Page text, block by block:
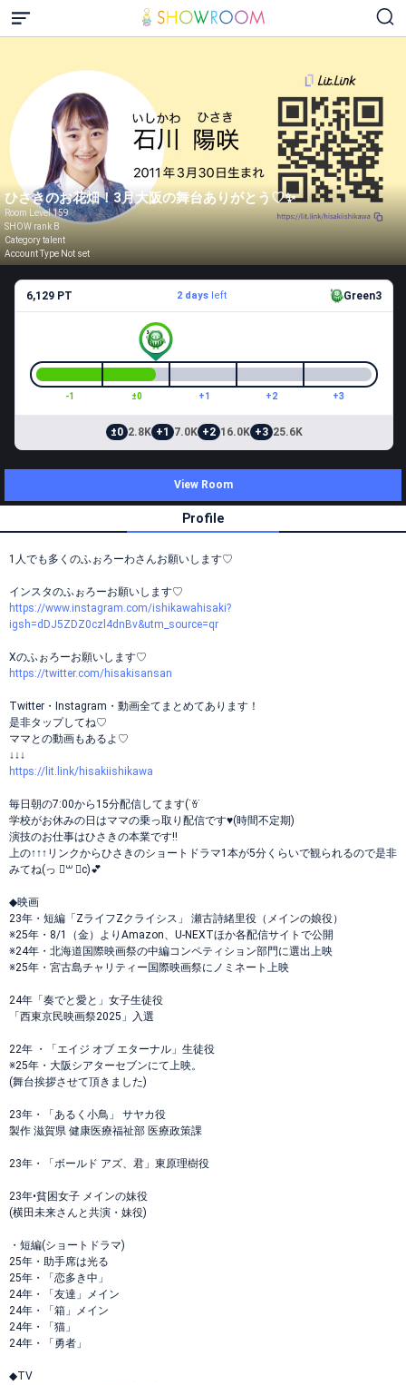
ひさきのお花畑！3月大阪の舞台ありがとう♡✨️
Room Level 159
SHOW rank B
Category talent
Account Type Not set
6,129 PT 2 daysleft Green3
-1 ±0 +1 +2 +3
±0 2.8K +1 7.0K +2 16.0K +3 25.6K
View Room
Profile
1人でも多くのふぉろーわさんお願いします♡
インスタのふぉろーお願いします♡
https://www.instagram.com/ishikawahisaki?
igsh=dDJ5ZDZ0czl4dnBv&utm_source=qr
Xのふぉろーお願いします♡
https://twitter.com/hisakisansan
Twitter・Instagram・動画全てまとめてあります！
是非タップしてね♡
ママとの動画もあるよ♡
↓↓↓
https://lit.link/hisakiishikawa
毎日朝の7:00から15分配信してます(˙ꈊ˙
学校がお休みの日はママの乗っ取り配信です♥(時間不定期)
演技のお仕事はひさきの本業です‼️
上の↑↑↑リンクからひさきのショートドラマ1本が5分くらいで観られるので是非
みてね‪(っ ॑꒳ ॑c)💕︎
◆映画
23年・短編「ZライフZクライシス」 瀬古詩緒里役（メインの娘役）
※25年・8/1（金）よりAmazon、U-NEXTほか各配信サイトで公開
※24年・北海道国際映画祭の中編コンペティション部門に選出上映
※25年・宮古島チャリティー国際映画祭にノミネート上映
24年「奏でと愛と」女子生徒役
「西東京民映画祭2025」入選
22年 ・「エイジ オブ エターナル」生徒役
※25年・大阪シアターセブンにて上映。
(舞台挨拶させて頂きました)
23年・「あるく小鳥」 サヤカ役
製作 滋賀県 健康医療福祉部 医療政策課
23年・「ボールド アズ、君」東原理樹役
23年•貧困女子 メインの妹役
(横田未来さんと共演・妹役)
・短編(ショートドラマ)
25年・助手席は光る
25年・「恋多き中」
24年・「友達」メイン
24年・「箱」メイン
24年・「猫」
24年・「勇者」
◆TV